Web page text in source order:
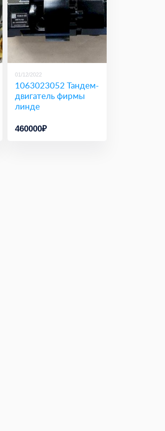
01/12/2022
1063023052 Тандем-
двигатель фирмы
линде
460000₽